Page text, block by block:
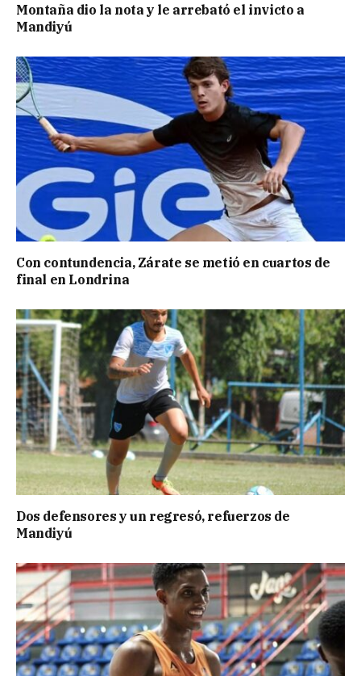
Montaña dio la nota y le arrebató el invicto a
Mandiyú
Con contundencia, Zárate se metió en cuartos de
final en Londrina
Dos defensores y un regresó, refuerzos de
Mandiyú